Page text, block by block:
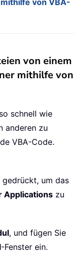
von einem
mithilfe von
schnell wie
anderen zu
VBA-Code.
gedrückt, um das
Applications zu
, und fügen Sie
-Fenster ein.